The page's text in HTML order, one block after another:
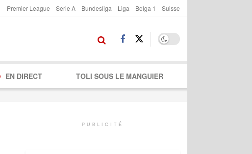
Premier League Serie A Bundesliga Liga Belga 1 Suisse
EN DIRECT TOLI SOUS LE MANGUIER
PUBLICITÉ